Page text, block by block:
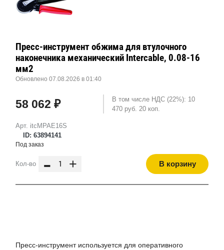
Арт. itcMPAE16S
ID: 63894141
Пресс-инструмент обжима для втулочного
наконечника механический Intercable, 0.08-16
мм2
Обновлено 07.08.2026 в 01:40
58 062 ₽
В том числе НДС (22%): 10
470 руб. 20 коп.
Под заказ
Кол-во - + В корзину
Пресс-инструмент используется для оперативного